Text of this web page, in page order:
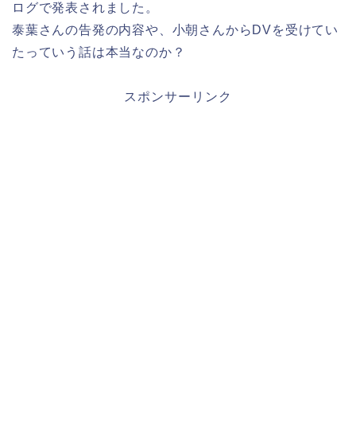
ログで発表されました。
泰葉さんの告発の内容や、小朝さんからDVを受けてい
たっていう話は本当なのか？
スポンサーリンク